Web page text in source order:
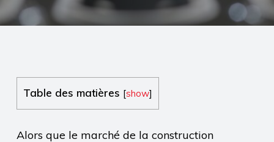
Table des matières [show]
Alors que le marché de la construction